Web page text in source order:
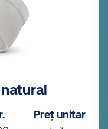
Preț unitar